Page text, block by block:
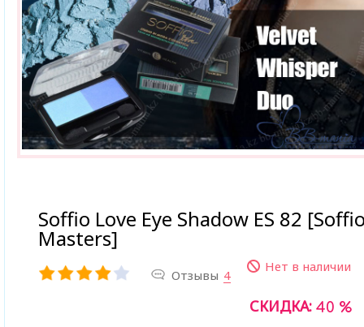
Soffio Love Eye Shadow ES 82
Masters]
Отзывы 4
Нет в наличии
СКИДКА: 40 %